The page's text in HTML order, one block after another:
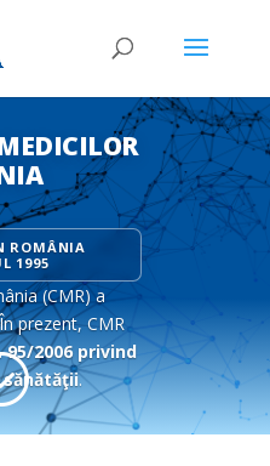
ROMÂNIA
1995
(CMR) a
prezent, CMR
95/2006 privind
.